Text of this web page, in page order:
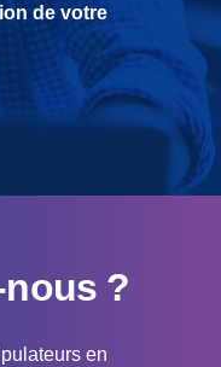
de votre
?
en